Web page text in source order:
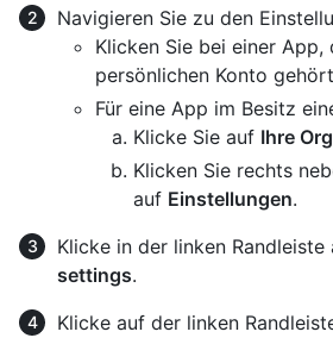
Navigieren Sie zu den
Klicken Sie bei einer App,
persönlichen Konto
Für eine App im Besitz
Klicke Sie auf Ihre
Klicken Sie rechts
auf Einstellungen.
Klicke in der linken Randleiste
settings.
Klicke auf der linken